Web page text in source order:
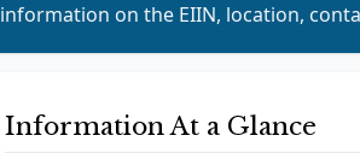
information on the EIIN, location,
Information At a Glance